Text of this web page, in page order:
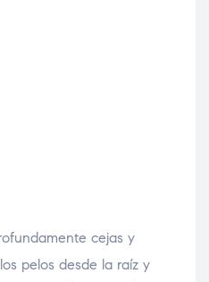
cejas y
pelos desde la raíz y